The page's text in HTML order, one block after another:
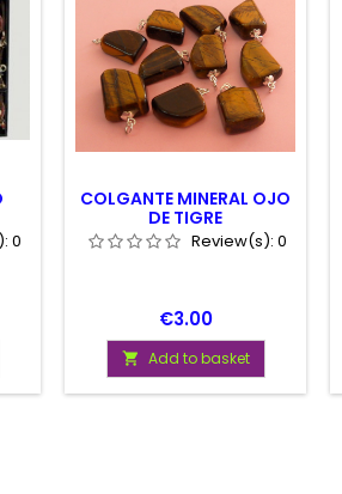
0
COLGANTE MINERAL OJO
DE TIGRE
Review(s): 0
Price
€3.00
 Add to basket